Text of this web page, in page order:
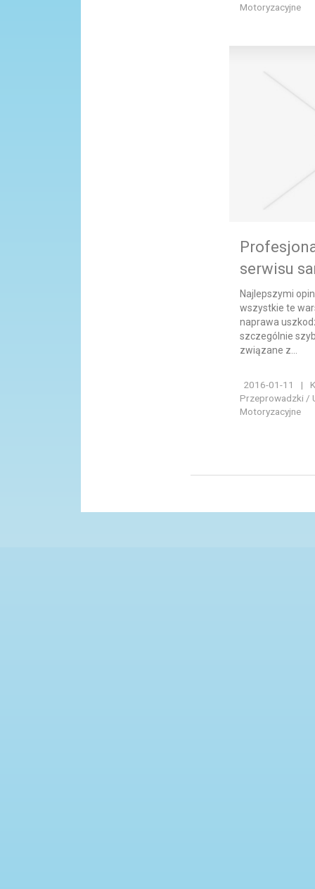
Motoryzacyjne
serwisu
Najlepszymi
wszystkie te
naprawa
szczególnie
związane z...
2016-01-11 |
Przeprowadzki /
Motoryzacyjne